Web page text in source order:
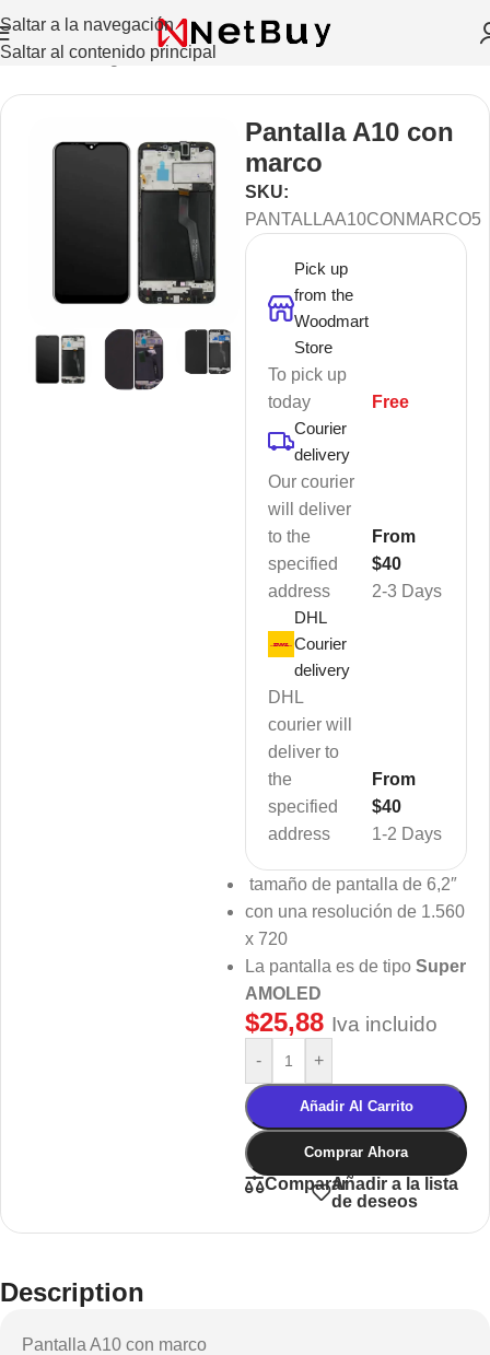
Saltar a la navegación
Saltar al contenido principal
Inicio/ Sin categorizar
Pantalla A10 con
marco
SKU:
PANTALLAA10CONMARCO5
Pick up
from the
Woodmart
Store
To pick up
today
Free
Courier
delivery
Our courier
will deliver
to the
specified
address
2-3 Days
From
$40
DHL
Courier
delivery
DHL
courier will
deliver to
the
specified
address
1-2 Days
From
$40
tamaño de pantalla de 6,2″
con una resolución de 1.560
x 720
La pantalla es de tipo Super
AMOLED
$25,88 Iva incluido
- +
Añadir Al Carrito
Comprar Ahora
CompararAñadir a la lista
de deseos
Description
Pantalla A10 con marco